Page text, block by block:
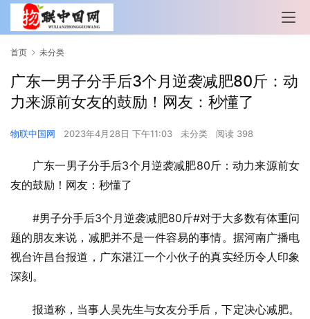
首页 未分类
广东一男子分手后3个月逆袭减肥80斤：动
力来源前女友的鼓励！网友：秒懂了
物联中国网 2023年4月28日 下午11:03 未分类 阅读 398
广东一男子分手后3个月逆袭减肥80斤：动力来源前女
友的鼓励！网友：秒懂了
#男子分手后3个月逆袭减肥80斤#对于大多数有体重问
题的朋友来说，减肥并不是一件容易的事情。据河南广播电
视台许昌台报道，广东湛江一个小伙子的真实经历令人印象
深刻。
报道称，当事人吴先生与女友分手后，下定决心减肥。